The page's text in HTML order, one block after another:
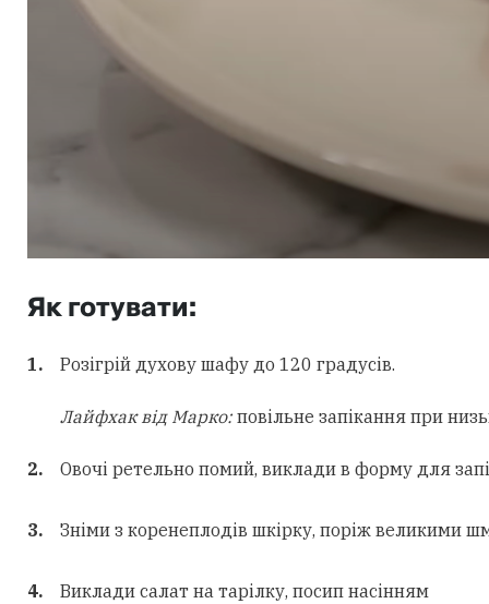
Як готувати:
Розігрій духову шафу до 120 градусів.
Лайфхак від Марко:повільне запікання при
Овочі ретельно помий, виклади в форму для
Зніми з коренеплодів шкірку, поріж великими
Виклади салат на тарілку, посип насінням